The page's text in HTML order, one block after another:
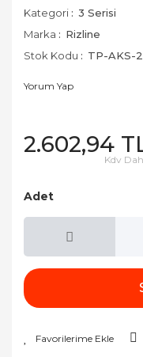
Kategori
3 Serisi
Marka
Rizline
Stok Kodu
TP-AKS-
Yorum Yap
2.602,94
Kdv
Adet